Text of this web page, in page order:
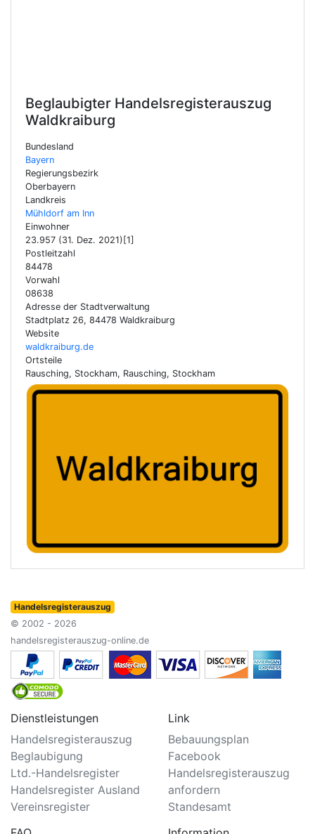
Beglaubigter Handelsregisterauszug
Waldkraiburg
Bundesland
Bayern
Regierungsbezirk
Oberbayern
Landkreis
Mühldorf am Inn
Einwohner
23.957 (31. Dez. 2021)[1]
Postleitzahl
84478
Vorwahl
08638
Adresse der Stadtverwaltung
Stadtplatz 26, 84478 Waldkraiburg
Website
waldkraiburg.de
Ortsteile
Rausching, Stockham, Rausching, Stockham
Handelsregisterauszug
© 2002 - 2026
handelsregisterauszug-online.de
Dienstleistungen
Handelsregisterauszug
Beglaubigung
Ltd.-Handelsregister
Handelsregister Ausland
Vereinsregister
Link
Bebauungsplan
Facebook
Handelsregisterauszug
anfordern
Standesamt